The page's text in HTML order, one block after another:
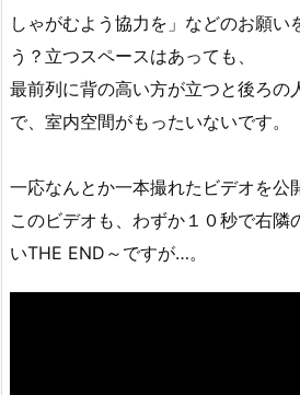
しゃがむよう協力を」などのお願い
う？立つスペースはあっても、
最前列に背の高い方が立つと後ろの
で、室内空間がもったいないです。
一応なんとか一本撮れたビデオを公
このビデオも、わずか１０秒で右隣
いTHE END～ですが…。